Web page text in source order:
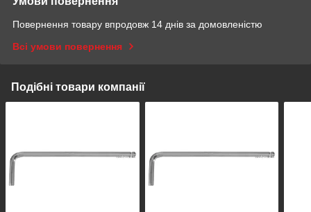
Повернення товару впродовж 14 днів за домовленістю
Всі умови повернення
Подібні товари компанії